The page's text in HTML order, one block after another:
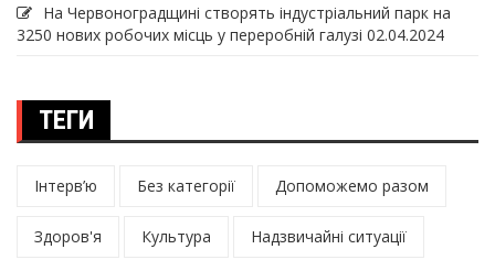
На Червоноградщині створять індустріальний парк на
3250 нових робочих місць у переробній галузі 02.04.2024
ТЕГИ
Інтерв’ю Без категорії Допоможемо разом
Здоров'я Культура Надзвичайні ситуації